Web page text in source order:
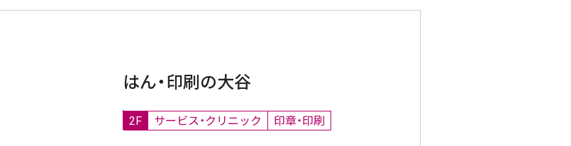
はん・印刷の大谷
2F サービス・クリニック 印章・印刷